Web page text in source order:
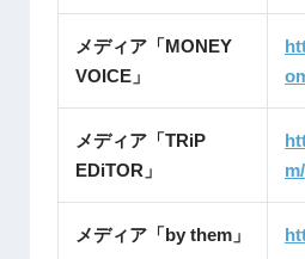
メディア「MONEY
VOICE」
メディア「TRiP
EDiTOR」
m/
メディア「by them」